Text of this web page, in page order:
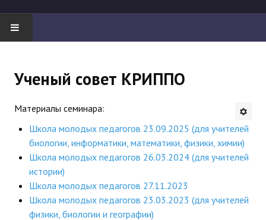
"Боевая" русистика
Будни института
АНОНСЫ
Противодействие коррупции
Ученый совет КРИППО
Материалы семинара:
Школа молодых педагогов 23.09.2025 (для учителей
биологии, информатики, математики, физики, химии)
Школа молодых педагогов 26.03.2024 (для учителей
истории)
Школа молодых педагогов 27.11.2023
Школа молодых педагогов 23.03.2023 (для учителей
физики, биологии и географии)